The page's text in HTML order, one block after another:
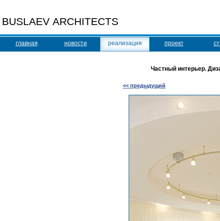
BUSLAEV ARCHITECTS
главная новости реализация проект
Частный интерьер.
<< предыдущий